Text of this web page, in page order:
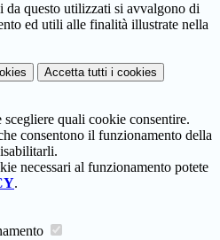
da questo utilizzati si avvalgono di
ed utili alle finalità illustrate nella
Accetta tutti i cookies
scegliere quali cookie consentire.
consentono il funzionamento della
necessari al funzionamento potete
.